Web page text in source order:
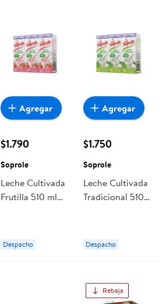
$1.790
Soprole
Leche Cultivada
Frutilla 510 ml
Despacho
Agregar
$1.750
Soprole
Leche Cultivada
Tradicional 510
Despacho
Agregar
Rebaja